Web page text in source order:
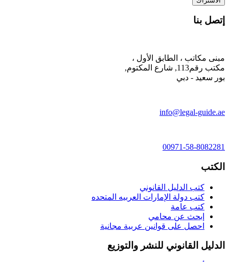
إتصل بنا
مبنى مكاتب ، الطابق الأول ،
مكتب رقم113, شارع المكتوم,
بور سعيد - دبي
info@legal-guide.ae
00971-58-8082281
الكتب
كتب الدليل القانوني
كتب دولة الإمارات العربيه المتحده
كتب عامة
إبحث عن محامي
احصل على قوانين عربية مجانية
الدليل القانوني للنشر والتوزيع